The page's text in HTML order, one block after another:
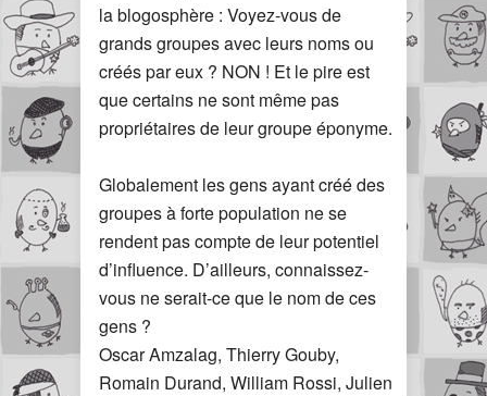
la blogosphère : Voyez-vous de
grands groupes avec leurs noms ou
créés par eux ? NON ! Et le pire est
que certains ne sont même pas
propriétaires de leur groupe éponyme.
Globalement les gens ayant créé des
groupes à forte population ne se
rendent pas compte de leur potentiel
d’influence. D’ailleurs, connaissez-
vous ne serait-ce que le nom de ces
gens ?
Oscar Amzalag, Thierry Gouby,
Romain Durand, William Rossi, Julien